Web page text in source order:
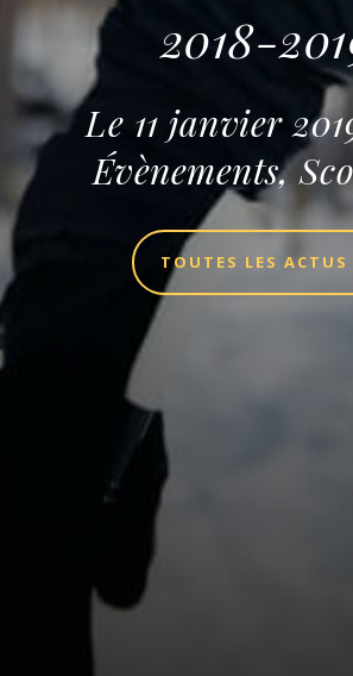
2018-
Le 11 janvier
Évènements,
TOUTES LES ACTUS